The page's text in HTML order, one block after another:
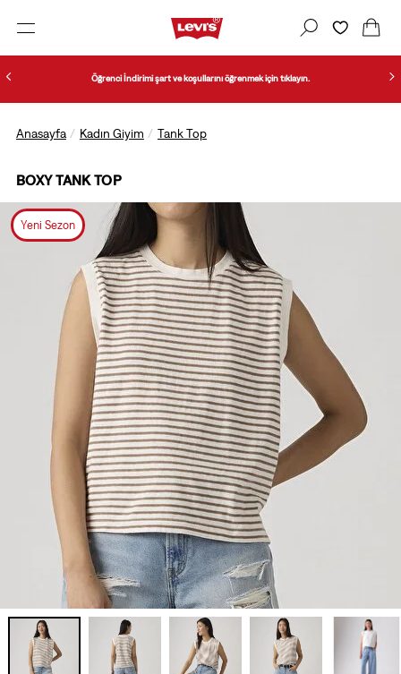
Öğrenci İndirimi şart ve koşullarını öğrenmek için tıklayın.
Anasayfa Kadın Giyim Tank Top
BOXY TANK TOP
Yeni Sezon
1/5